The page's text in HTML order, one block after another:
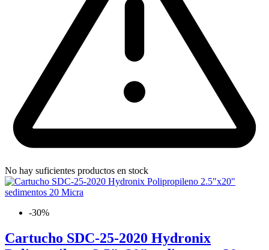
No hay suficientes productos en stock
-30%
Cartucho SDC-25-2020 Hydronix